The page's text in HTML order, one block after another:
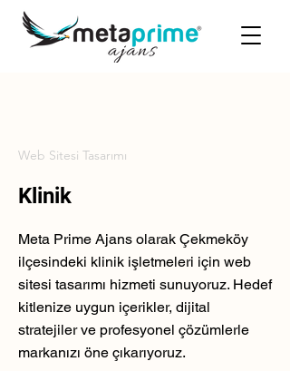
Web Sitesi Tasarımı
Klinik
Meta Prime Ajans olarak Çekmeköy
ilçesindeki klinik işletmeleri için web
sitesi tasarımı hizmeti sunuyoruz. Hedef
kitlenize uygun içerikler, dijital
stratejiler ve profesyonel çözümlerle
markanızı öne çıkarıyoruz.